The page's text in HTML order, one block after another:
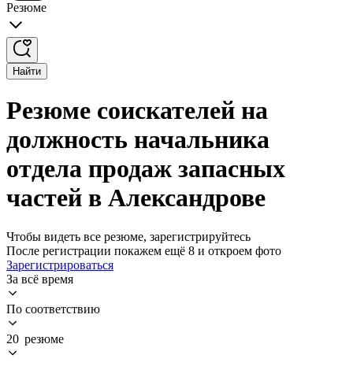
Резюме
Найти
Резюме соискателей на
должность начальника
отдела продаж запасных
частей в Александрове
Чтобы видеть все резюме, зарегистрируйтесь
После регистрации покажем ещё 8 и откроем фото
Зарегистрироваться
За всё время
По соответствию
20 резюме